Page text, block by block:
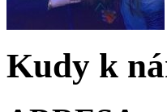
Kudy k